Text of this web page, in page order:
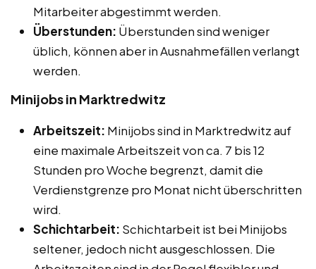
Mitarbeiter abgestimmt werden.
Überstunden: Überstunden sind weniger
üblich, können aber in Ausnahmefällen verlangt
werden.
Minijobs in Marktredwitz
Arbeitszeit: Minijobs sind in Marktredwitz auf
eine maximale Arbeitszeit von ca. 7 bis 12
Stunden pro Woche begrenzt, damit die
Verdienstgrenze pro Monat nicht überschritten
wird.
Schichtarbeit: Schichtarbeit ist bei Minijobs
seltener, jedoch nicht ausgeschlossen. Die